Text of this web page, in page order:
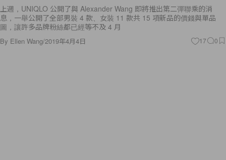
上週，UNIQLO 公開了與 Alexander Wang 即將推出第二彈聯乘的消
息，一舉公開了全部男裝 4 款、女裝 11 款共 15 項新品的價錢與單品
圖，讓許多品牌粉絲都已經等不及 4 月
By Ellen Wang/2019年4月4日 17 0